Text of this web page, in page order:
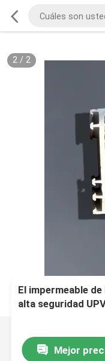
2/ 2
El impermeable
alta seguridad
Mejor